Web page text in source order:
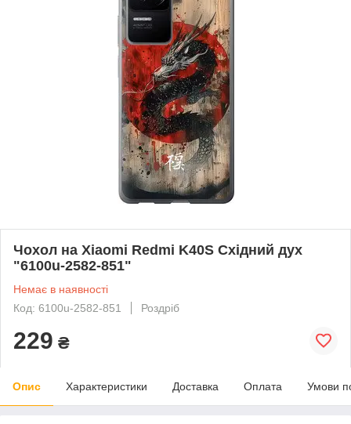
Чохол на Xiaomi Redmi K40S Східний дух
"6100u-2582-851"
Немає в наявності
Код: 6100u-2582-851
Роздріб
229 ₴
Опис Характеристики Доставка Оплата Умови